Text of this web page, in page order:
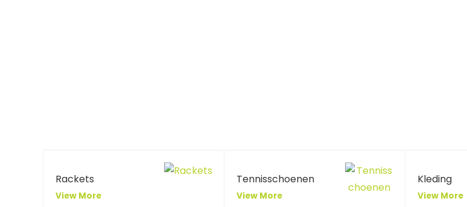
Rackets
View More
Tennisschoenen
View More
Kleding
View More